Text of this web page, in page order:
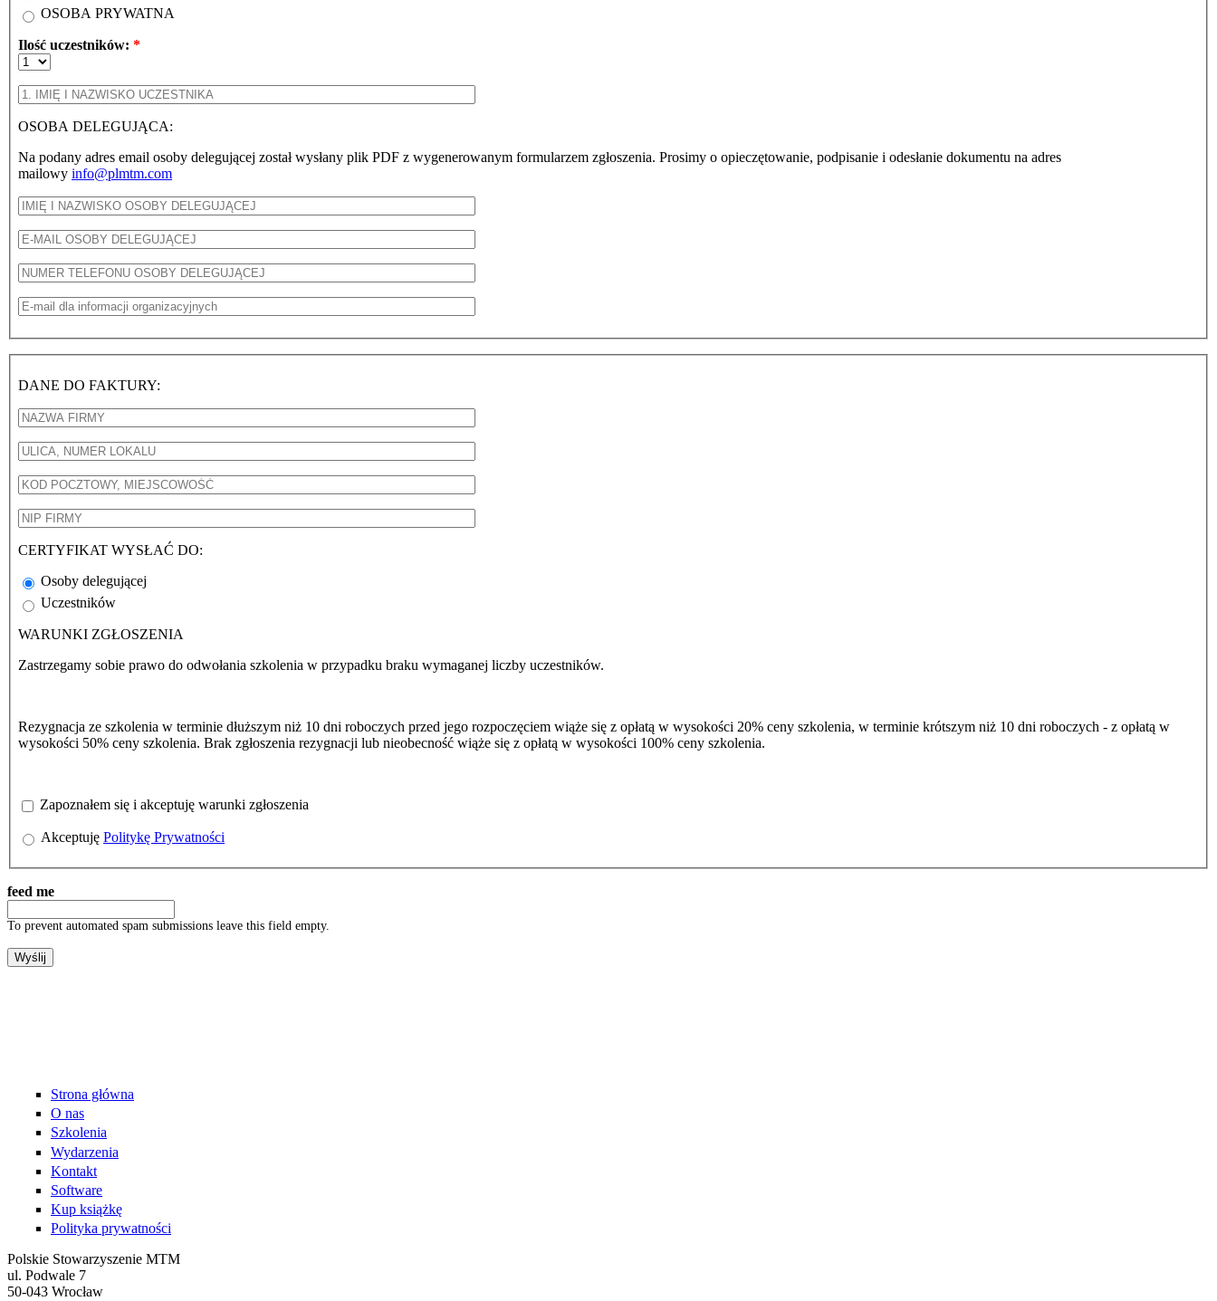
OSOBA PRYWATNA
Ilość uczestników: *
1. Imię i nazwisko uczestnika*
OSOBA DELEGUJĄCA:
Na podany adres email osoby delegującej został wysłany plik PDF z wygenerowanym formularzem zgłoszenia. Prosimy o opieczętowanie, podpisanie i odesłanie dokumentu na adres
mailowy info@plmtm.com
Imię i nazwisko osoby delegującej*
E-mail osoby delegującej*
Numer telefonu osoby delegującej*
E-mail dla informacji organizacyjnych
DANE DO FAKTURY:
Nazwa firmy*
ulica, numer lokalu*
kod pocztowy, miejscowość*
Nip firmy
CERTYFIKAT WYSŁAĆ DO:
Certyfikat*
Osoby delegującej
Uczestników
WARUNKI ZGŁOSZENIA
Zastrzegamy sobie prawo do odwołania szkolenia w przypadku braku wymaganej liczby uczestników.
Rezygnacja ze szkolenia w terminie dłuższym niż 10 dni roboczych przed jego rozpoczęciem wiąże się z opłatą w wysokości 20% ceny szkolenia, w terminie krótszym niż 10 dni roboczych - z opłatą w
wysokości 50% ceny szkolenia. Brak zgłoszenia rezygnacji lub nieobecność wiąże się z opłatą w wysokości 100% ceny szkolenia.
Akceptacja*
Zapoznałem się i akceptuję warunki zgłoszenia
Polityka prywatności *
Akceptuję Politykę Prywatności
feed me
To prevent automated spam submissions leave this field empty.
Strona główna
O nas
Szkolenia
Wydarzenia
Kontakt
Software
Kup książkę
Polityka prywatności
Polskie Stowarzyszenie MTM
ul. Podwale 7
50-043 Wrocław